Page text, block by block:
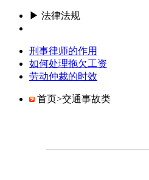
▶ 法律法规
刑事律师的作用
如何处理拖欠工资
劳动仲裁的时效
首页>交通事故类